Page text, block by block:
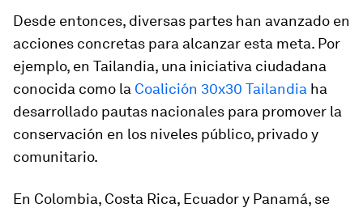
Desde entonces, diversas partes han avanzado en
acciones concretas para alcanzar esta meta. Por
ejemplo, en Tailandia, una iniciativa ciudadana
conocida como la Coalición 30x30 Tailandia ha
desarrollado pautas nacionales para promover la
conservación en los niveles público, privado y
comunitario.
En Colombia, Costa Rica, Ecuador y Panamá, se